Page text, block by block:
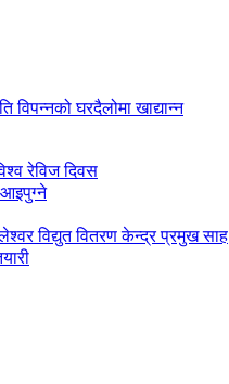
घरदैलोमा खाद्यान्न
रेविज दिवस
आइपुग्ने
विद्युत वितरण केन्द्र प्रमुख साह